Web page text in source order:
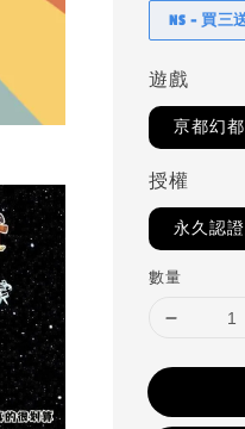
NS - 買三
遊戲
亰都幻
授權
永久認
數量